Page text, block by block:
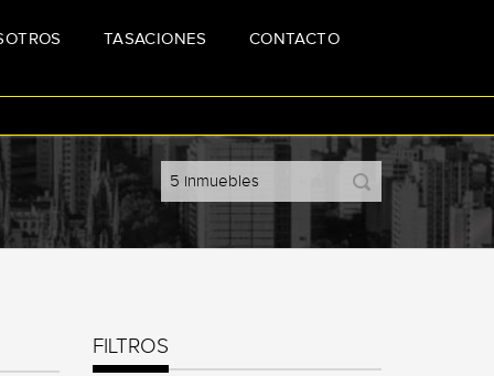
TASACIONES CONTACTO
FILTROS